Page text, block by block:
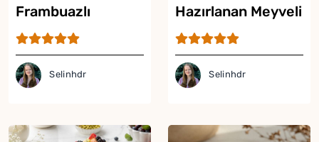
Frambuazlı
Rokoko Tarifi
Selinhdr
Hazırlanan Meyveli
Trifle Tarifi
Selinhdr